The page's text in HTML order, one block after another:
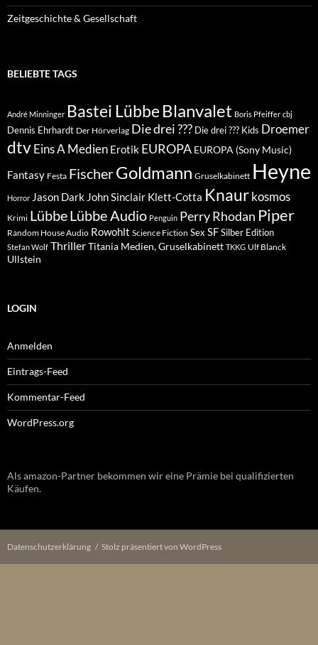
Zeitgeschichte & Gesellschaft
BELIEBTE TAGS
André Minninger Bastei Lübbe Blanvalet Boris Pfeiffer cbj
Dennis Ehrhardt Der Hörverlag Die drei ??? Die drei ??? Kids Droemer
dtvEins A Medien Erotik EUROPA EUROPA (Sony Music)
Fantasy Festa FischerGoldmann Gruselkabinett Heyne
Horror Jason Dark John Sinclair Klett-Cotta Knaur kosmos
Krimi LübbeLübbe Audio Penguin Perry Rhodan Piper
Random House Audio Rowohlt Science Fiction Sex SFSilber Edition
Stefan Wolf ThrillerTitania Medien, Gruselkabinett TKKG Ulf Blanck
Ullstein
LOGIN
Anmelden
Eintrags-Feed
Kommentar-Feed
WordPress.org
Als amazon-Partner bekommen wir eine Prämie bei qualifizierten
Käufen.
Datenschutzerklärung Stolz präsentiert von WordPress